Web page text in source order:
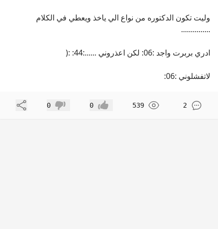
وليت تكون الدكتوره من نواع الي ياخذ ويعطي في الكلام
...............
ادري بربرت واجد :06: لكن اعذروني ......:44: :(
لاتفشلوني :06:
2
539 إعجاب 0 عدم إعجاب
0 مشاركة